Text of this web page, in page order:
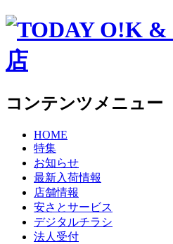
コンテンツメニュー
HOME
特集
お知らせ
最新入荷情報
店舗情報
安さとサービス
デジタルチラシ
法人受付